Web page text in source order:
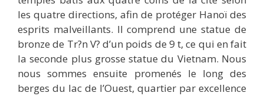
les quatre directions, afin de protéger Hanoï des
esprits malveillants. Il comprend une statue de
bronze de Tr?n V? d’un poids de 9 t, ce qui en fait
la seconde plus grosse statue du Vietnam. Nous
nous sommes ensuite promenés le long des
berges du lac de l’Ouest, quartier par excellence